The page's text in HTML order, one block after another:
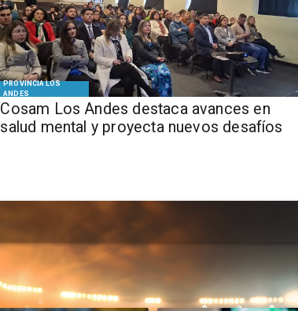
PROVINCIA LOS
ANDES
Cosam Los Andes destaca avances en
salud mental y proyecta nuevos desafíos